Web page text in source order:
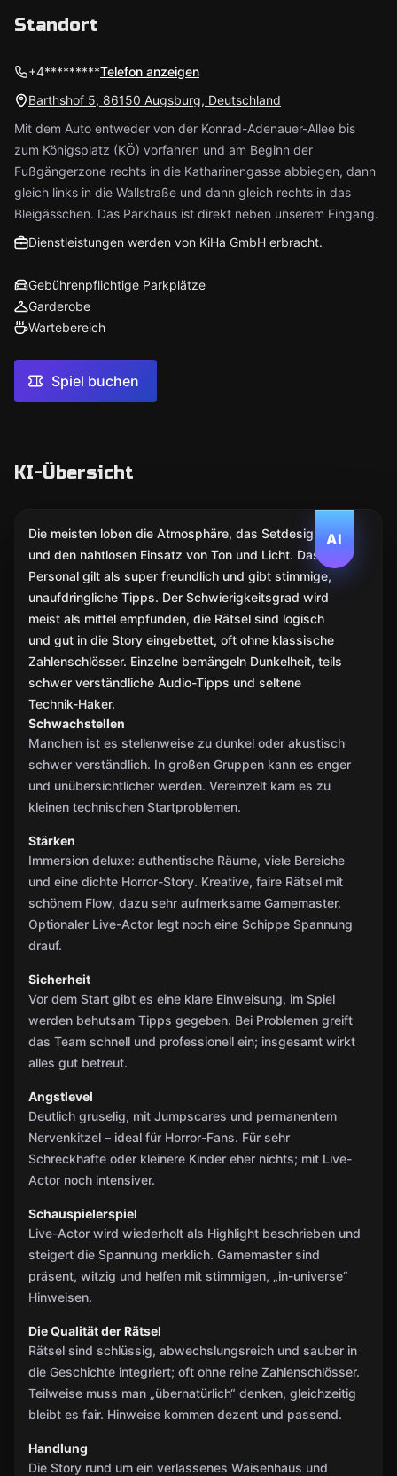
Standort
+4*********Telefon anzeigen
Barthshof 5, 86150 Augsburg, Deutschland
Mit dem Auto entweder von der Konrad-Adenauer-Allee bis
zum Königsplatz (KÖ) vorfahren und am Beginn der
Fußgängerzone rechts in die Katharinengasse abbiegen, dann
gleich links in die Wallstraße und dann gleich rechts in das
Bleigässchen. Das Parkhaus ist direkt neben unserem Eingang.
Dienstleistungen werden von KiHa GmbH erbracht.
Gebührenpflichtige Parkplätze
Garderobe
Wartebereich
Spiel buchen
KI-Übersicht
AI
Die meisten loben die Atmosphäre, das Setdesign
und den nahtlosen Einsatz von Ton und Licht. Das
Personal gilt als super freundlich und gibt stimmige,
unaufdringliche Tipps. Der Schwierigkeitsgrad wird
meist als mittel empfunden, die Rätsel sind logisch
und gut in die Story eingebettet, oft ohne klassische
Zahlenschlösser. Einzelne bemängeln Dunkelheit, teils
schwer verständliche Audio-Tipps und seltene
Technik-Haker.
Schwachstellen
Manchen ist es stellenweise zu dunkel oder akustisch
schwer verständlich. In großen Gruppen kann es enger
und unübersichtlicher werden. Vereinzelt kam es zu
kleinen technischen Startproblemen.
Stärken
Immersion deluxe: authentische Räume, viele Bereiche
und eine dichte Horror-Story. Kreative, faire Rätsel mit
schönem Flow, dazu sehr aufmerksame Gamemaster.
Optionaler Live-Actor legt noch eine Schippe Spannung
drauf.
Sicherheit
Vor dem Start gibt es eine klare Einweisung, im Spiel
werden behutsam Tipps gegeben. Bei Problemen greift
das Team schnell und professionell ein; insgesamt wirkt
alles gut betreut.
Angstlevel
Deutlich gruselig, mit Jumpscares und permanentem
Nervenkitzel – ideal für Horror-Fans. Für sehr
Schreckhafte oder kleinere Kinder eher nichts; mit Live-
Actor noch intensiver.
Schauspielerspiel
Live-Actor wird wiederholt als Highlight beschrieben und
steigert die Spannung merklich. Gamemaster sind
präsent, witzig und helfen mit stimmigen, „in-universe“
Hinweisen.
Die Qualität der Rätsel
Rätsel sind schlüssig, abwechslungsreich und sauber in
die Geschichte integriert; oft ohne reine Zahlenschlösser.
Teilweise muss man „übernatürlich“ denken, gleichzeitig
bleibt es fair. Hinweise kommen dezent und passend.
Handlung
Die Story rund um ein verlassenes Waisenhaus und